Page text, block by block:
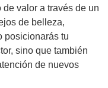
valor a través de un
de belleza,
posicionarás tu
sino que también
de nuevos